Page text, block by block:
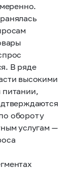
В ряде
высокими
обороту
услугам —